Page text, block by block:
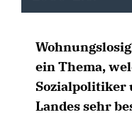
ein Thema,
Sozialpolitiker
Landes sehr